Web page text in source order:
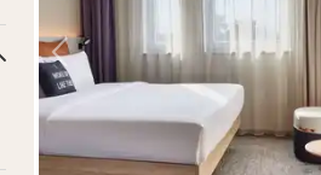
Vorheriges Bild